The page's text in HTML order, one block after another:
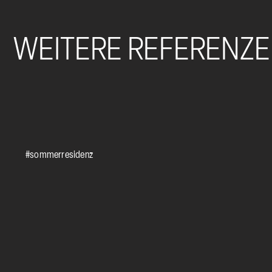
WEITERE
#sommerresidenz